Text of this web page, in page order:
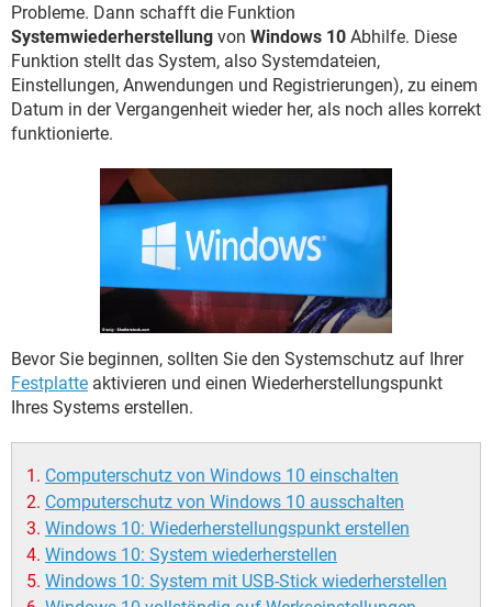
WHATSAPP TIKTOK
FACEBOOK HARDWARE
WINDOWS 10 INSTAGRAM
WHATSAPP TIKTOK
FACEBOOK HARDWARE
Probleme. Dann schafft die Funktion
Systemwiederherstellung von Windows 10 Abhilfe. Diese
Funktion stellt das System, also Systemdateien,
Einstellungen, Anwendungen und Registrierungen), zu einem
Datum in der Vergangenheit wieder her, als noch alles korrekt
funktionierte.
Bevor Sie beginnen, sollten Sie den Systemschutz auf Ihrer
Festplatte aktivieren und einen Wiederherstellungspunkt
Ihres Systems erstellen.
Computerschutz von Windows 10 einschalten
Computerschutz von Windows 10 ausschalten
Windows 10: Wiederherstellungspunkt erstellen
Windows 10: System wiederherstellen
Windows 10: System mit USB-Stick wiederherstellen